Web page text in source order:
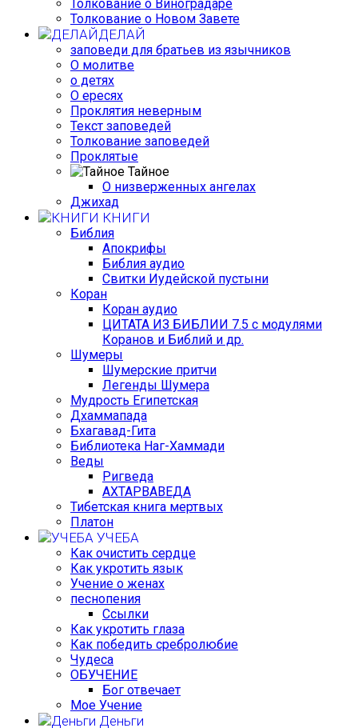
Толкование о Виноградаре
Толкование о Новом Завете
ДЕЛАЙ
заповеди для братьев из язычников
О молитве
о детях
О ересях
Проклятия неверным
Текст заповедей
Толкование заповедей
Проклятые
Тайное
О низверженных ангелах
Джихад
КНИГИ
Библия
Апокрифы
Библия аудио
Свитки Иудейской пустыни
Коран
Коран аудио
ЦИТАТА ИЗ БИБЛИИ 7.5 с модулями
Коранов и Библий и др.
Шумеры
Шумерские притчи
Легенды Шумера
Мудрость Египетская
Дхаммапада
Бхагавад-Гита
Библиотека Наг-Хаммади
Веды
Ригведа
АХТАРВАВЕДА
Тибетская книга мертвых
Платон
УЧЕБА
Как очистить сердце
Как укротить язык
Учение о женах
песнопения
Ссылки
Как укротить глаза
Как победить сребролюбие
Чудеса
ОБУЧЕНИЕ
Бог отвечает
Мое Учение
Деньги